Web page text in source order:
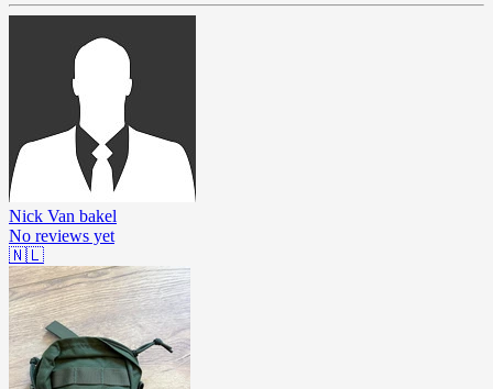
Nick Van bakel
No reviews yet
🇳🇱